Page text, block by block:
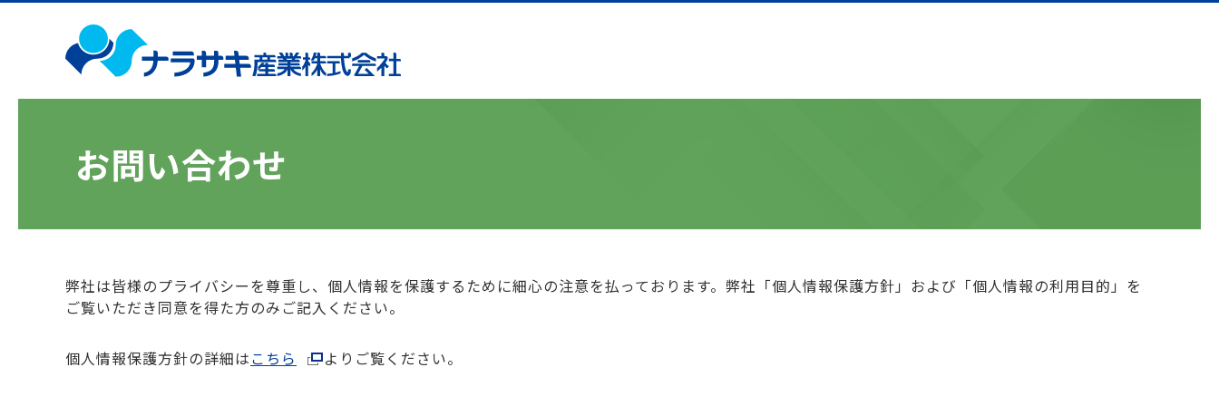
お問い合わせ
弊社は皆様のプライバシーを尊重し、個人情報を保護するために細心の注意を払っております。弊社「個人情報保護方針」および「個人情報の利用目的」を
ご覧いただき同意を得た方のみご記入ください。
個人情報保護方針の詳細はこちら よりご覧ください。